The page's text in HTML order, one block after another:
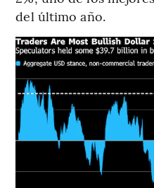
del último año.